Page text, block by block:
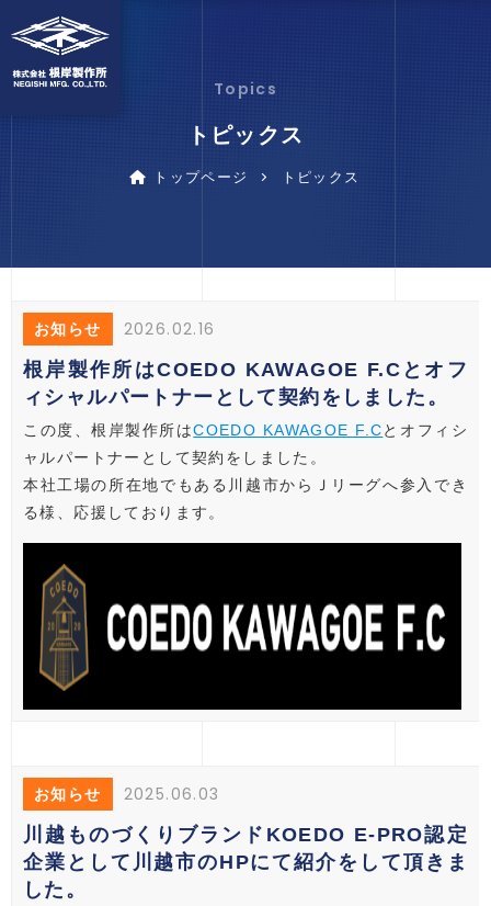
Topics
トピックス
トップページ トピックス
お知らせ
2026.02.16
根岸製作所はCOEDO KAWAGOE F.Cとオフ
ィシャルパートナーとして契約をしました。
この度、根岸製作所はCOEDO KAWAGOE F.Cとオフィシ
ャルパートナーとして契約をしました。
本社工場の所在地でもある川越市からＪリーグへ参入でき
る様、応援しております。
お知らせ
2025.06.03
川越ものづくりブランドKOEDO E-PRO認定
企業として川越市のHPにて紹介をして頂きま
した。